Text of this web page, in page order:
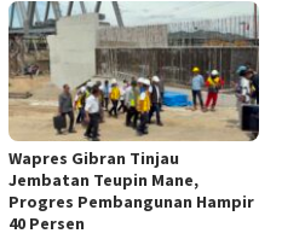
Wapres Gibran Tinjau
Jembatan Teupin Mane,
Progres Pembangunan Hampir
40 Persen